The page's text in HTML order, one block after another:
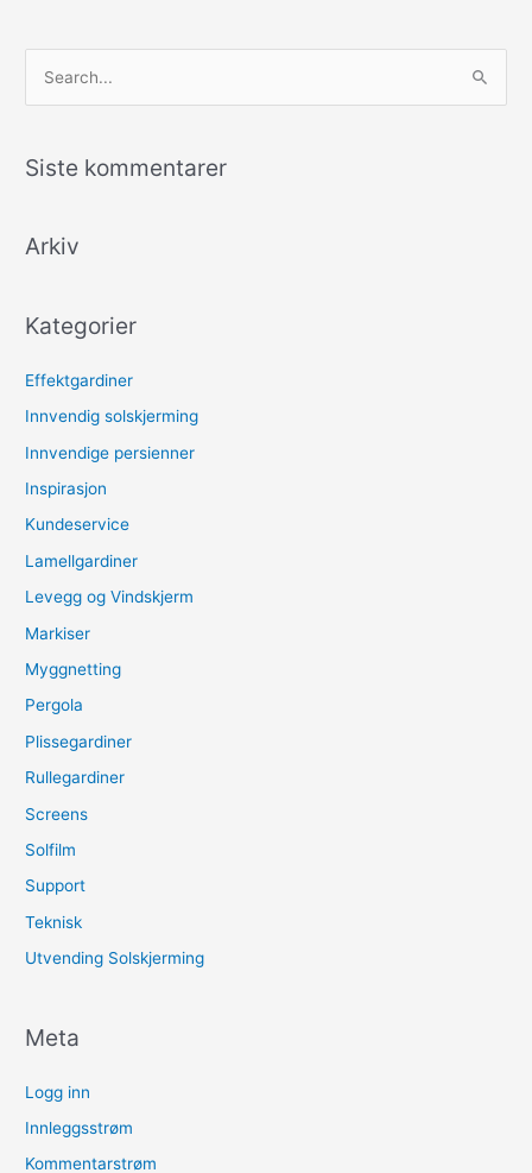
e
t
:
Siste kommentarer
Arkiv
Kategorier
Effektgardiner
Innvendig solskjerming
Innvendige persienner
Inspirasjon
Kundeservice
Lamellgardiner
Levegg og Vindskjerm
Markiser
Myggnetting
Pergola
Plissegardiner
Rullegardiner
Screens
Solfilm
Support
Teknisk
Utvending Solskjerming
Meta
Logg inn
Innleggsstrøm
Kommentarstrøm